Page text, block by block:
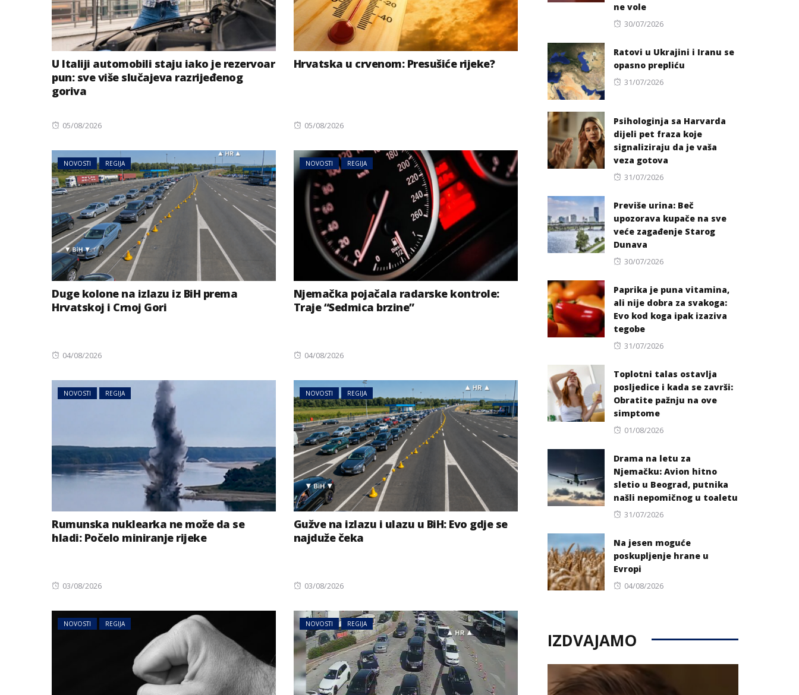
U Italiji automobili staju iako je rezervoar
pun: sve više slučajeva razrijeđenog
goriva
Posted
05/08/2026
Hrvatska u crvenom: Presušiće rijeke?
Posted
05/08/2026
NOVOSTI REGIJA
Duge kolone na izlazu iz BiH prema
Hrvatskoj i Crnoj Gori
Posted
04/08/2026
NOVOSTI REGIJA
Njemačka pojačala radarske kontrole:
Traje “Sedmica brzine”
Posted
04/08/2026
NOVOSTI REGIJA
Rumunska nuklearka ne može da se
hladi: Počelo miniranje rijeke
Posted
03/08/2026
NOVOSTI REGIJA
Gužve na izlazu i ulazu u BiH: Evo gdje se
najduže čeka
Posted
03/08/2026
NOVOSTI REGIJA NOVOSTI REGIJA
ne vole
Posted
30/07/2026
Ratovi u Ukrajini i Iranu se
opasno prepliću
Posted
31/07/2026
Psihologinja sa Harvarda
dijeli pet fraza koje
signaliziraju da je vaša
veza gotova
Posted
31/07/2026
Previše urina: Beč
upozorava kupače na sve
veće zagađenje Starog
Dunava
Posted
30/07/2026
Paprika je puna vitamina,
ali nije dobra za svakoga:
Evo kod koga ipak izaziva
tegobe
Posted
31/07/2026
Toplotni talas ostavlja
posljedice i kada se završi:
Obratite pažnju na ove
simptome
Posted
01/08/2026
Drama na letu za
Njemačku: Avion hitno
sletio u Beograd, putnika
našli nepomičnog u toaletu
Posted
31/07/2026
Na jesen moguće
poskupljenje hrane u
Evropi
Posted
04/08/2026
IZDVAJAMO